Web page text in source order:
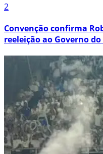
2
Convenção confirma
reeleição ao Governo